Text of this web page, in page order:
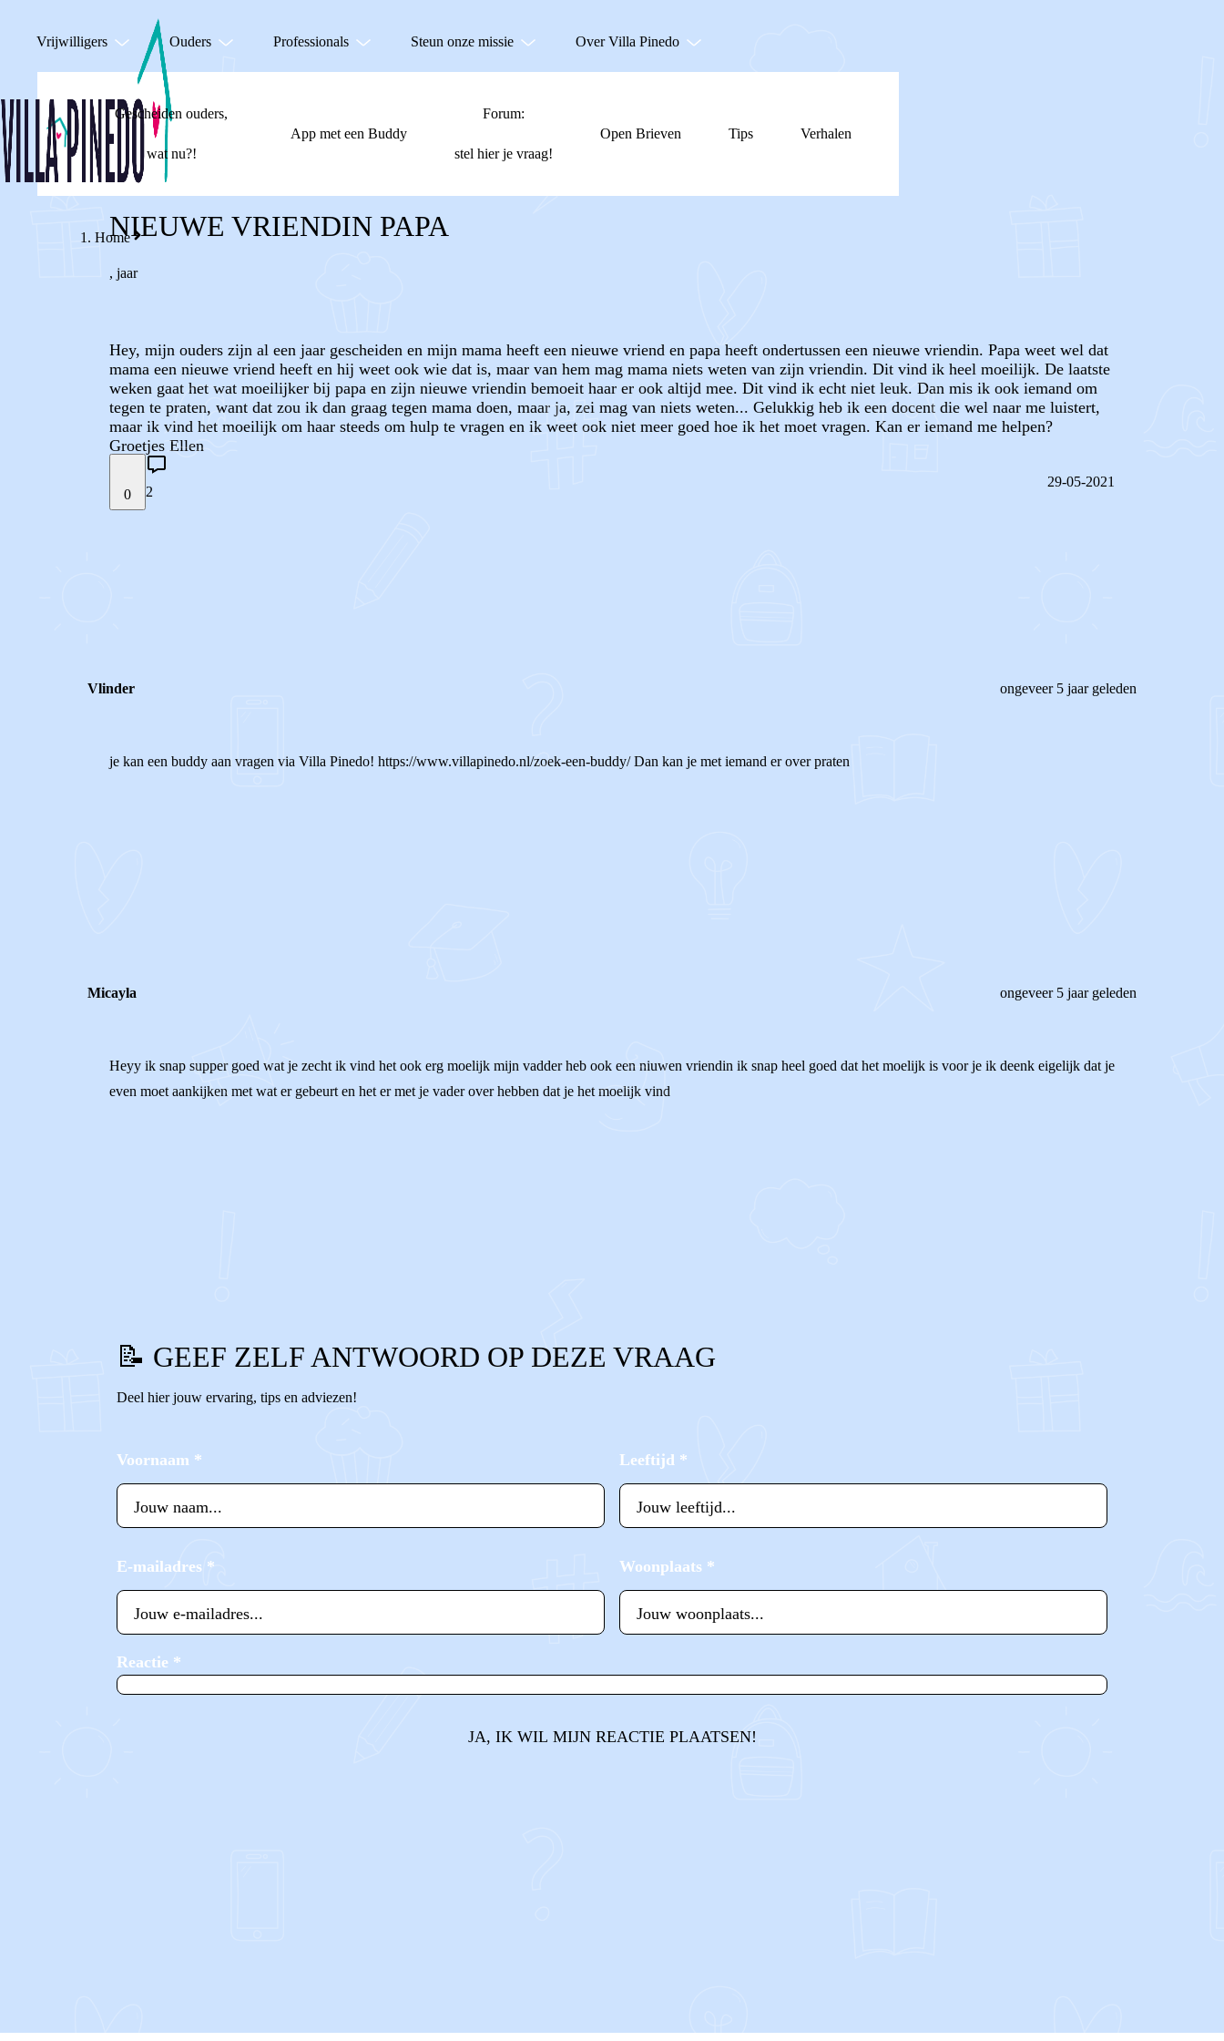
Vrijwilligers Ouders Professionals Steun onze missie Over Villa Pinedo
Gescheiden ouders,
wat nu?!
App met een Buddy
Forum:
stel hier je vraag!
Open Brieven Tips Verhalen
Home
NIEUWE VRIENDIN PAPA
, jaar
Hey, mijn ouders zijn al een jaar gescheiden en mijn mama heeft een nieuwe vriend en papa heeft ondertussen een nieuwe vriendin. Papa weet wel dat
mama een nieuwe vriend heeft en hij weet ook wie dat is, maar van hem mag mama niets weten van zijn vriendin. Dit vind ik heel moeilijk. De laatste
weken gaat het wat moeilijker bij papa en zijn nieuwe vriendin bemoeit haar er ook altijd mee. Dit vind ik echt niet leuk. Dan mis ik ook iemand om
tegen te praten, want dat zou ik dan graag tegen mama doen, maar ja, zei mag van niets weten... Gelukkig heb ik een docent die wel naar me luistert,
maar ik vind het moeilijk om haar steeds om hulp te vragen en ik weet ook niet meer goed hoe ik het moet vragen. Kan er iemand me helpen?
Groetjes Ellen
0 2
29-05-2021
Vlinder ongeveer 5 jaar geleden
je kan een buddy aan vragen via Villa Pinedo! https://www.villapinedo.nl/zoek-een-buddy/ Dan kan je met iemand er over praten
Micayla ongeveer 5 jaar geleden
Heyy ik snap supper goed wat je zecht ik vind het ook erg moelijk mijn vadder heb ook een niuwen vriendin ik snap heel goed dat het moelijk is voor je ik deenk eigelijk dat je
even moet aankijken met wat er gebeurt en het er met je vader over hebben dat je het moelijk vind
📝 GEEF ZELF ANTWOORD OP DEZE VRAAG
Deel hier jouw ervaring, tips en adviezen!
Voornaam * Leeftijd *
E-mailadres * Woonplaats *
Reactie *
JA, IK WIL MIJN REACTIE PLAATSEN!